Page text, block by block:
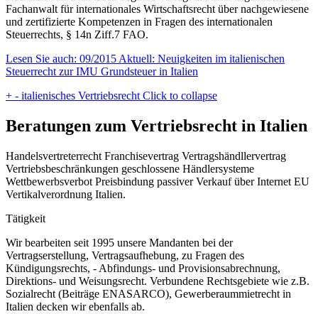
Fachanwalt für internationales Wirtschaftsrecht über nachgewiesene
und zertifizierte Kompetenzen in Fragen des internationalen
Steuerrechts, § 14n Ziff.7 FAO.
Lesen Sie auch: 09/2015 Aktuell: Neuigkeiten im italienischen
Steuerrecht zur IMU Grundsteuer in Italien
+ - italienisches Vertriebsrecht Click to collapse
Beratungen zum Vertriebsrecht in Italien
Handelsvertreterrecht Franchisevertrag Vertragshändllervertrag
Vertriebsbeschränkungen geschlossene Händlersysteme
Wettbewerbsverbot Preisbindung passiver Verkauf über Internet EU
Vertikalverordnung Italien.
Tätigkeit
Wir bearbeiten seit 1995 unsere Mandanten bei der
Vertragserstellung, Vertragsaufhebung, zu Fragen des
Kündigungsrechts, - Abfindungs- und Provisionsabrechnung,
Direktions- und Weisungsrecht. Verbundene Rechtsgebiete wie z.B.
Sozialrecht (Beiträge ENASARCO), Gewerberaummietrecht in
Italien decken wir ebenfalls ab.